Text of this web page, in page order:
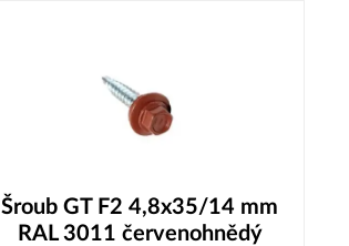
Šroub GT F2 4,8x35/14 mm
RAL 3011 červenohnědý